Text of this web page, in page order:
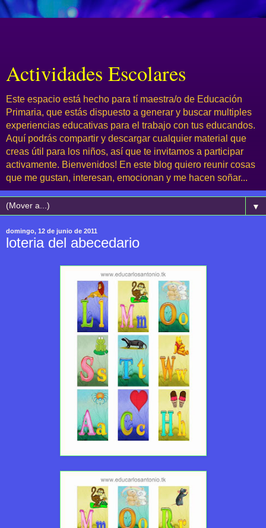
Actividades Escolares
Este espacio está hecho para tí maestra/o de Educación
Primaria, que estás dispuesto a generar y buscar multiples
experiencias educativas para el trabajo con tus educandos.
Aquí podrás compartir y descargar cualquier material que
creas útil para los niños, así que te invitamos a participar
activamente. Bienvenidos! En este blog quiero reunir cosas
que me gustan, interesan, emocionan y me hacen soñar...
▼
domingo, 12 de junio de 2011
loteria del abecedario